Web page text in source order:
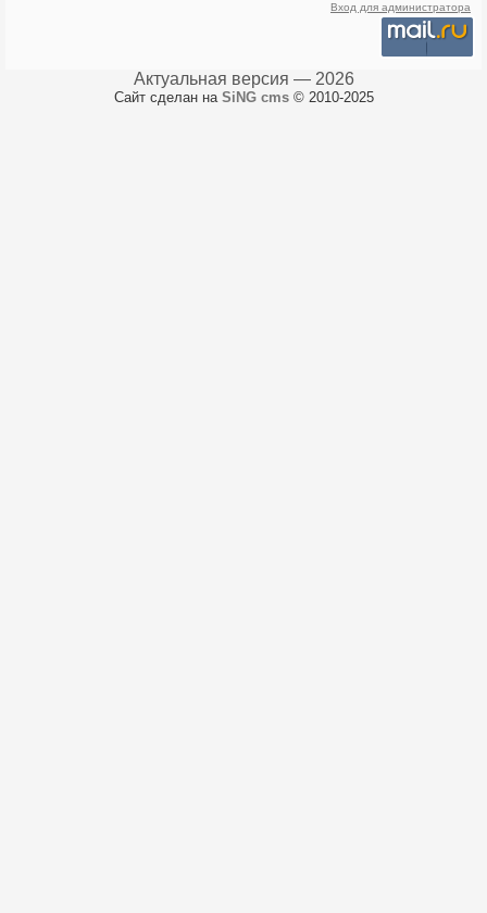
Вход для администратора
Актуальная версия — 2026
Сайт сделан на SiNG cms© 2010-2025